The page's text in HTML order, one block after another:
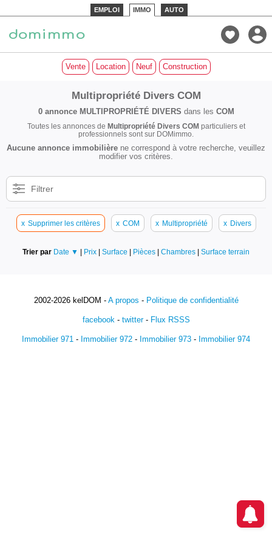
EMPLOI IMMO AUTO
Vente Location Neuf Construction
Multipropriété Divers COM
0 annonce MULTIPROPRIÉTÉ DIVERS dans les COM
Toutes les annonces de Multipropriété Divers COMparticuliers et
professionnels sont sur DOMimmo.
Aucune annonce immobilière ne correspond à votre recherche, veuillez
modifier vos critères.
Filtrer
x Supprimer les critères x COM x Multipropriété x Divers
Trier par Date ▼ | Prix | Surface | Pièces | Chambres | Surface terrain
2002-2026 kelDOM - A propos - Politique de confidentialité
facebook- twitter- Flux RSSS
Immobilier 971 - Immobilier 972 - Immobilier 973 - Immobilier 974